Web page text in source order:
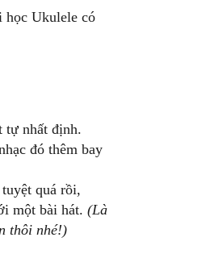
học Ukulele có
tự nhất định.
đó thêm bay
quá rồi,
một bài hát. (Là
thôi nhé!)